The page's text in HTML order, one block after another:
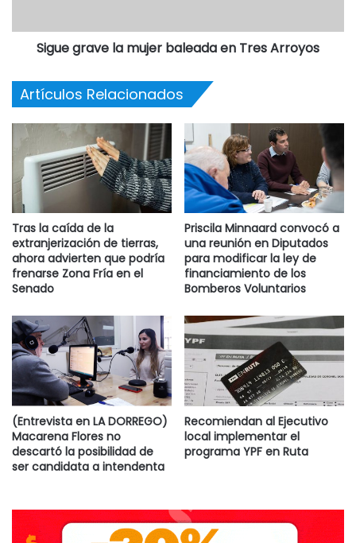
La vacuna triple viral que se utiliza es una dosis adicional,
comunidad.
Sigue grave la mujer baleada en Tres Arroyos
Artículos Relacionados
Tras la caída de la
extranjerización de tierras,
ahora advierten que podría
frenarse Zona Fría en el
Senado
Priscila Minnaard convocó a
una reunión en Diputados
para modificar la ley de
financiamiento de los
Bomberos Voluntarios
(Entrevista en LA DORREGO)
Macarena Flores no
descartó la posibilidad de
ser candidata a intendenta
Recomiendan al Ejecutivo
local implementar el
programa YPF en Ruta